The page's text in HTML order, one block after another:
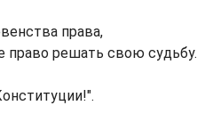
права,
право решать свою судьбу.